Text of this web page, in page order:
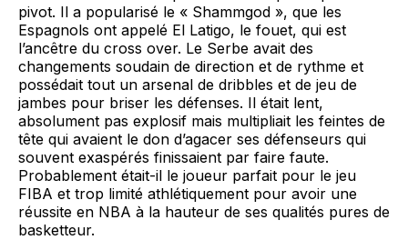
pivot. Il a popularisé le « Shammgod », que les
Espagnols ont appelé El Latigo, le fouet, qui est
l’ancêtre du cross over. Le Serbe avait des
changements soudain de direction et de rythme et
possédait tout un arsenal de dribbles et de jeu de
jambes pour briser les défenses. Il était lent,
absolument pas explosif mais multipliait les feintes de
tête qui avaient le don d’agacer ses défenseurs qui
souvent exaspérés finissaient par faire faute.
Probablement était-il le joueur parfait pour le jeu
FIBA et trop limité athlétiquement pour avoir une
réussite en NBA à la hauteur de ses qualités pures de
basketteur.